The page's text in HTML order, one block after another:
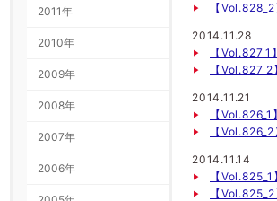
【
2014.11.28
【
【
2014.11.21
【
【
2014.11.14
【
【
2011年
2010年
2009年
2008年
2007年
2006年